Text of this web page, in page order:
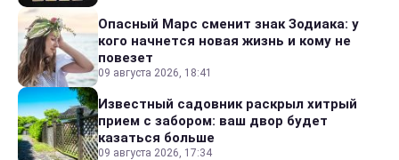
Опасный Марс сменит знак Зодиака: у
кого начнется новая жизнь и кому не
повезет
09 августа 2026, 18:41
Известный садовник раскрыл хитрый
прием с забором: ваш двор будет
казаться больше
09 августа 2026, 17:34